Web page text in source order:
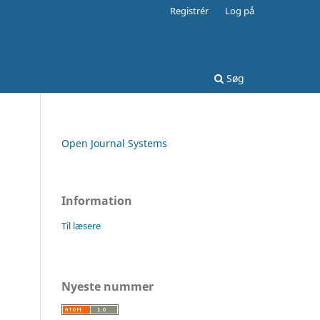
Søg
Registrér Log på
Open Journal Systems
Information
Til læsere
Nyeste nummer